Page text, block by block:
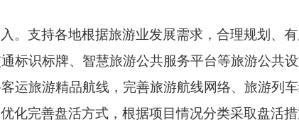
。支持各地根据旅游业发展需求，合理规划、
标识标牌、智慧旅游公共服务平台等旅游公共
运旅游精品航线，完善旅游航线网络、旅游列
优化完善盘活方式，根据项目情况分类采取盘活